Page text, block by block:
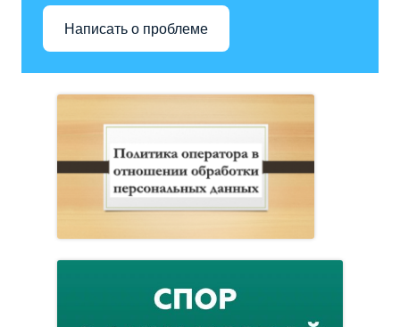
Написать о проблеме